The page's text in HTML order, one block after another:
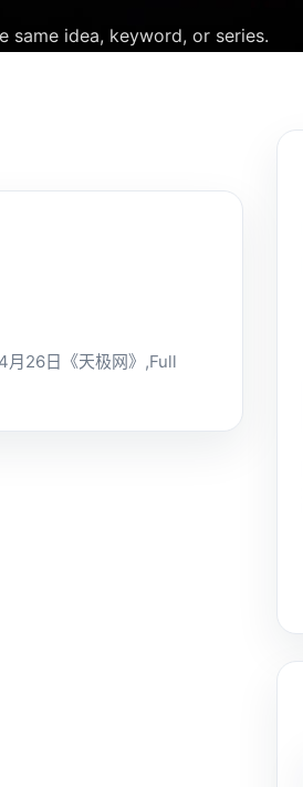
same idea, keyword, or series.
月26日《天极网》,Full